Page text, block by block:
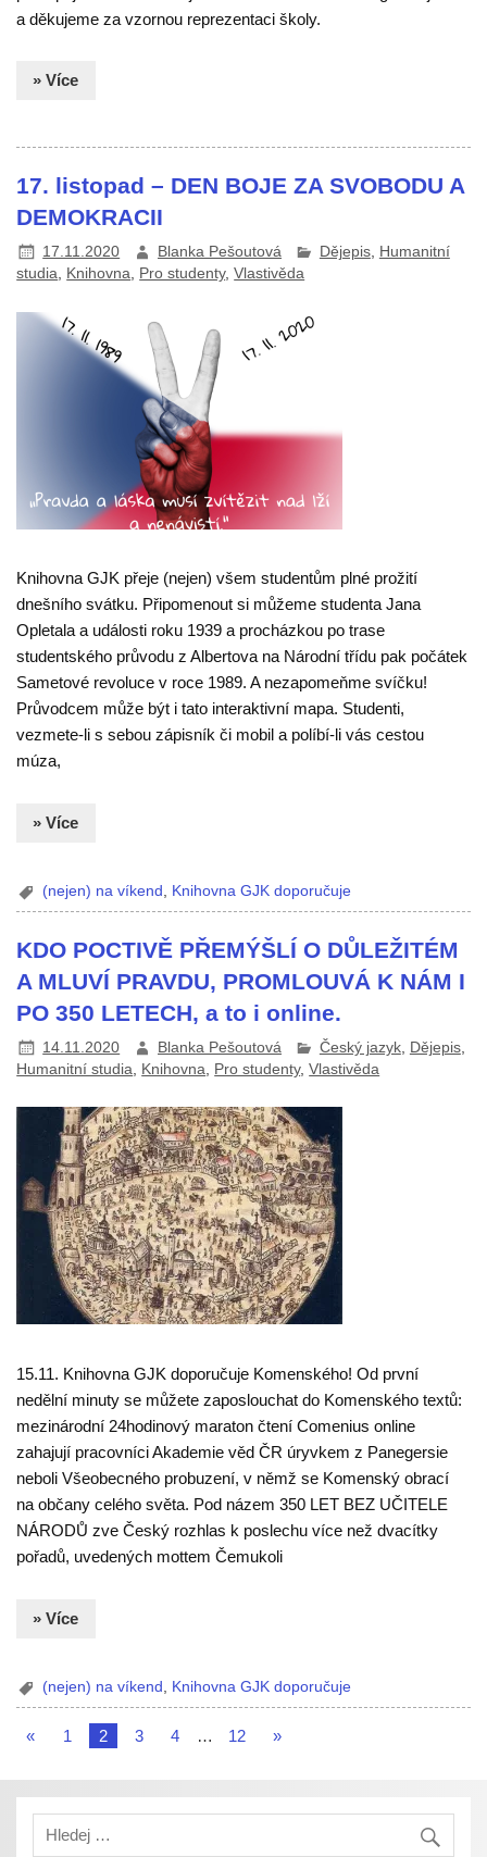
a děkujeme za vzornou reprezentaci školy.
» Více
17. listopad – DEN BOJE ZA SVOBODU A
DEMOKRACII
17.11.2020 Blanka Pešoutová Dějepis,
Humanitní
studia, Knihovna, Pro studenty,Vlastivěda
Knihovna GJK přeje (nejen) všem studentům plné prožití
dnešního svátku. Připomenout si můžeme studenta Jana
Opletala a události roku 1939 a procházkou po trase
studentského průvodu z Albertova na Národní třídu pak počátek
Sametové revoluce v roce 1989. A nezapomeňme svíčku!
Průvodcem může být i tato interaktivní mapa. Studenti,
vezmete-li s sebou zápisník či mobil a políbí-li vás cestou
múza,
» Více
(nejen) na víkend Knihovna GJK doporučuje
KDO POCTIVĚ PŘEMÝŠLÍ O DŮLEŽITÉM
A MLUVÍ PRAVDU, PROMLOUVÁ K NÁM I
PO 350 LETECH, a to i online.
14.11.2020 Blanka Pešoutová Český jazyk, Dějepis,
Humanitní studia, Knihovna, Pro studenty,Vlastivěda
15.11. Knihovna GJK doporučuje Komenského! Od první
nedělní minuty se můžete zaposlouchat do Komenského textů:
mezinárodní 24hodinový maraton čtení Comenius online
zahajují pracovníci Akademie věd ČR úryvkem z Panegersie
neboli Všeobecného probuzení, v němž se Komenský obrací
na občany celého světa. Pod názem 350 LET BEZ UČITELE
NÁRODŮ zve Český rozhlas k poslechu více než dvacítky
pořadů, uvedených mottem Čemukoli
» Více
(nejen) na víkend Knihovna GJK doporučuje
« 1 2 3 4 … 12 »